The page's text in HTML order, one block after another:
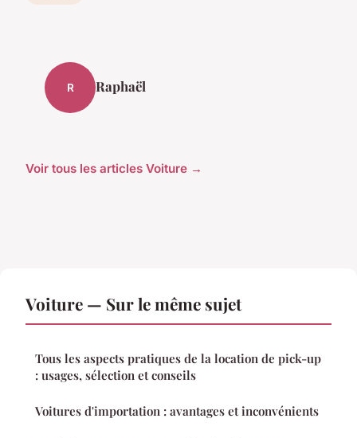
R Raphaël
Voir tous les articles Voiture →
Voiture — Sur le même sujet
Tous les aspects pratiques de la location de pick-up
: usages, sélection et conseils
Voitures d'importation : avantages et inconvénients